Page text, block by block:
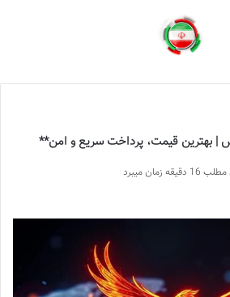
| بهترین قیمت، پرداخت سریع و امن**
زمان میبرد